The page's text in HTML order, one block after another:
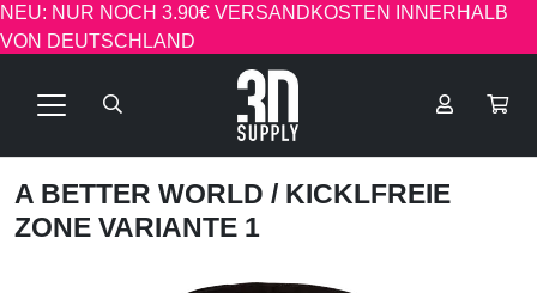
NEU: NUR NOCH 3.90€ VERSANDKOSTEN INNERHALB
VON DEUTSCHLAND
A BETTER WORLD / KICKLFREIE
ZONE VARIANTE 1